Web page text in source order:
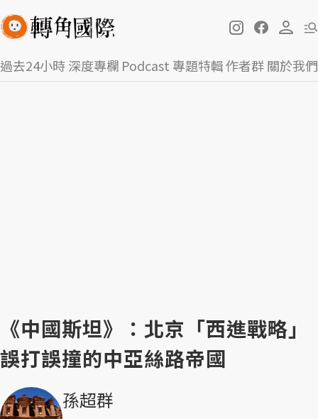
過去24小時深度專欄 Podcast 專題特輯作者群關於我們
《中國斯坦》：北京「西進戰略」
誤打誤撞的中亞絲路帝國
孫超群